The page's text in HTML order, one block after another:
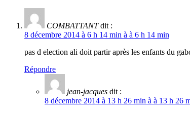
COMBATTANT dit :
8 décembre 2014 à 6 h 14 min à à 6 h 14 min
pas d election ali doit partir après les enfants du
Répondre
jean-jacques dit :
8 décembre 2014 à 13 h 26 min à à 13 h 26